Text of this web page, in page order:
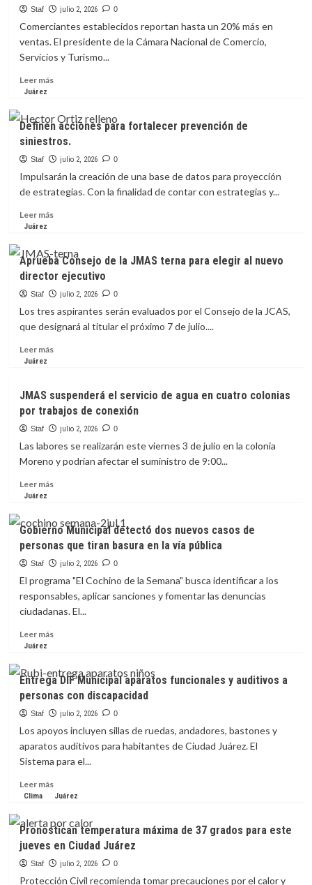
Juárez
con
de
109
18
días.
Staf julio 2, 2026 0
Comerciantes establecidos reportan hasta un 20% más en
ventas. El presidente de la Cámara Nacional de Comercio,
Servicios y Turismo...
Leer másLeer
Participación
de
México
en
el
aumenta
ciudad.
Juárez
Definen acciones para fortalecer prevención de
siniestros.
Staf julio 2, 2026 0
Impulsarán la creación de una base de datos para proyección
de estrategias. Con la finalidad de contar con estrategias y...
Leer másLeer
Definen
acciones
para
fortalecer
prevención
siniestros.
Juárez
Aprueba Consejo de la JMAS terna para elegir al nuevo
director ejecutivo
Staf julio 2, 2026 0
Los tres aspirantes serán evaluados por el Consejo de la JCAS,
que designará al titular el próximo 7 de julio....
Leer másLeer
Consejo
de
la
para
director
ejecutivo
Juárez
JMAS suspenderá el servicio de agua en cuatro colonias
por trabajos de conexión
Staf julio 2, 2026 0
Las labores se realizarán este viernes 3 de julio en la colonia
Moreno y podrían afectar el suministro de 9:00...
Leer másLeer
JMAS
suspenderá
el
servicio
en
cuatro
de
conexión
Juárez
Gobierno Municipal detectó dos nuevos casos de
personas que tiran basura en la vía pública
Staf julio 2, 2026 0
El programa "El Cochino de la Semana" busca identificar a los
responsables, aplicar sanciones y fomentar las denuncias
ciudadanas. El...
Leer másLeer
Gobierno
Municipal
detectó
dos
nuevos
casos
de
personas
tiran
la
vía
pública
Juárez
Entrega DIF Municipal aparatos funcionales y auditivos a
personas con discapacidad
Staf julio 2, 2026 0
Los apoyos incluyen sillas de ruedas, andadores, bastones y
aparatos auditivos para habitantes de Ciudad Juárez. El
Sistema para el...
Leer másLeer
más
Entrega
DIF
Municipal
aparatos
funcionales
Clima Juárez
Pronostican temperatura máxima de 37 grados para este
jueves en Ciudad Juárez
Staf julio 2, 2026 0
Protección Civil recomienda tomar precauciones por el calor y